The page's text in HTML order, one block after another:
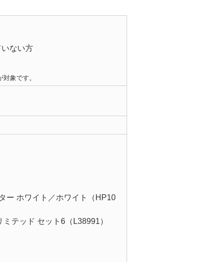
ない方
象です。
ー ホワイト／ホワイト（HP10
ミテッド セット6（L38991）